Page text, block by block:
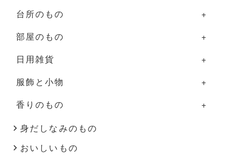
食卓のものの一覧
器
グラス・カップ
箸・カトラリー
盆・トレー
その他
台所のもの
台所のものの一覧
調理道具
ふきん・タオル
その他
部屋のもの
部屋のものの一覧
照明
家具
花器
インテリア雑貨
日用雑貨
日用雑貨の一覧
掃除道具
布もの・タオル
ハンドソープ・石鹸
服飾と小物
服飾と小物の一覧
洋服
バッグ・帽子
香りのもの
香りのものの一覧
アロマ用品
身だしなみのもの
おいしいもの